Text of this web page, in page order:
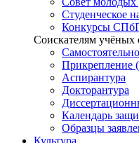
Студенческое
Конкурсы
Соискателям учёных
Прикрепление
Аспирантура
Докторантура
Календарь
Образцы
Культура